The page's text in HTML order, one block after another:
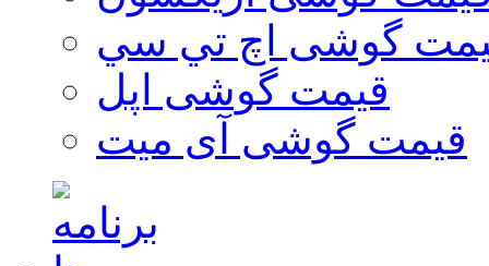
گوشی اچ تي سي
قیمت گوشی اپل
قیمت گوشی آی میت